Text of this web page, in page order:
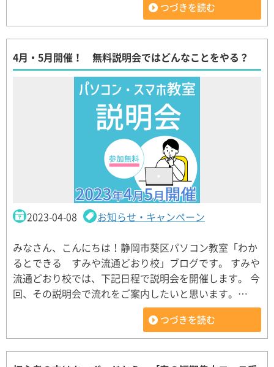
つづきを読む
4月・5月開催！ 無料説明会ではどんなことをやる？
2023-04-08 お知らせ・キャンペーン
みなさん、こんにちは！静岡市葵区パソコン教室「わか
るとできる すみや流通どおり校」ブログです。 すみや
流通どおり校では、下記日程で説明会を開催します。 今
回、その説明会で流れをご案内したいと思います。…
つづきを読む